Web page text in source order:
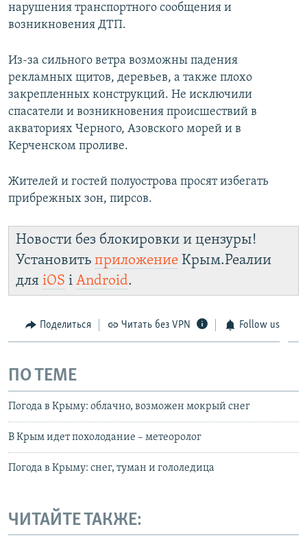
нарушения транспортного сообщения и
возникновения ДТП.
Из-за сильного ветра возможны падения
рекламных щитов, деревьев, а также плохо
закрепленных конструкций. Не исключили
спасатели и возникновения происшествий в
акваториях Черного, Азовского морей и в
Керченском проливе.
Жителей и гостей полуострова просят избегать
прибрежных зон, пирсов.
Новости без блокировки и цензуры!
Установить приложение Крым.Реалии
для iOS і Android.
Поделиться Читать без VPN Follow us
ПО ТЕМЕ
Погода в Крыму: облачно, возможен мокрый снег
В Крым идет похолодание – метеоролог
Погода в Крыму: снег, туман и гололедица
ЧИТАЙТЕ ТАКЖЕ: